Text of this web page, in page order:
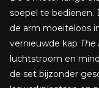
soepel te bedienen.
de arm moeiteloos
vernieuwde kap The
luchtstroom en
de set bijzonder